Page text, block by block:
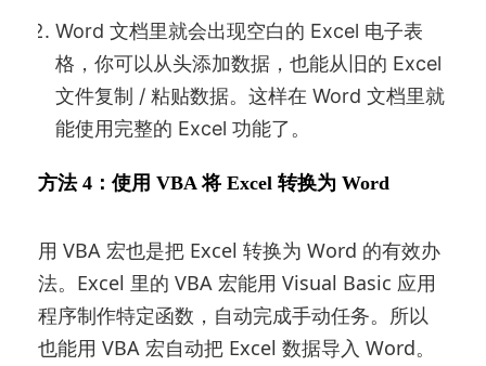
Word 文档里就会出现空白的 Excel 电子表
格，你可以从头添加数据，也能从旧的 Excel
文件复制 / 粘贴数据。这样在 Word 文档里就
能使用完整的 Excel 功能了。
方法 4：使用 VBA 将 Excel 转换为 Word
用 VBA 宏也是把 Excel 转换为 Word 的有效办
法。Excel 里的 VBA 宏能用 Visual Basic 应用
程序制作特定函数，自动完成手动任务。所以
也能用 VBA 宏自动把 Excel 数据导入 Word。